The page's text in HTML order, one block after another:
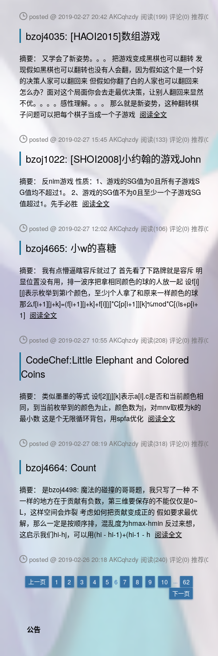
posted @ 2019-02-27 20:42 AKCqhzdy 阅读(199) 评论(0) 推荐(0)
bzoj4035: [HAOI2015]数组游戏
摘要： 又学会了新姿势。。。 把游戏变成黑棋也可以翻转 发
现假如黑棋也可以翻转也没有人会翻，因为假如这个是一个好
的决策人家可以翻回来 但假如你翻了白的人家也可以翻回来
怎么办？面对这个局面你会去走最优决策，让别人翻回来显然
不优。。。。感性理解。。。 那么就是新姿势，这种翻转棋
子问题可以把每个棋子当成一个子游戏 阅读全文
posted @ 2019-02-27 15:45 AKCqhzdy 阅读(133) 评论(0) 推荐(0)
bzoj1022: [SHOI2008]小约翰的游戏John
摘要： 反nim游戏 性质：1、游戏的SG值为0且所有子游戏S
G值均不超过1。 2、游戏的SG值不为0且至少一个子游戏SG
值超过1。先手必胜 阅读全文
posted @ 2019-02-27 12:02 AKCqhzdy 阅读(106) 评论(0) 推荐(0)
bzoj4665: 小w的喜糖
摘要： 我有点懵逼瞎容斥就过了 首先看了下路牌就是容斥 明
显位置没有用，排一波序把拿相同颜色的球的人放一起 设f[i]
[j]表示枚举到第i个颜色，至少j个人拿了和原来一样颜色的球
那么f[i+1][j+k]=(f[i+1][j+k]+f[i][j]*C[p[i+1]][k]%mod*C[(ls+p[i+
1] 阅读全文
posted @ 2019-02-27 10:55 AKCqhzdy 阅读(208) 评论(0) 推荐(0)
CodeChef:Little Elephant and Colored
Coins
摘要： 类似墨墨的等式 设f[2][j][k]表示a[i].c是否和当前颜色相
同，到当前枚举到的颜色为止，颜色数为j，对mnv取模为k的
最小数 这是个无限循环背包，用spfa优化 阅读全文
posted @ 2019-02-27 08:19 AKCqhzdy 阅读(318) 评论(0) 推荐(0)
bzoj4664: Count
摘要： 是bzoj4498: 魔法的碰撞的哥哥题，我只写了一种 不
一样的地方在于贡献有负数，第三维要保存的不能仅仅是0~
L，这样空间会炸裂 考虑如何把贡献变成正的 假如要求最优
解，那么一定是按顺序排，混乱度为hmax-hmin 反过来想，
这启示我们hi-hj，可以用(hi - hi-1)+(hi-1 - h 阅读全文
posted @ 2019-02-26 20:18 AKCqhzdy 阅读(240) 评论(0) 推荐(0)
上一页 1 2 3 4 5 6 7 8 9 10 ···
62
下一页
公告